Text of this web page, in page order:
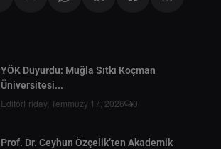
YÖK Duyurdu: Muğla Sıtkı Koçman
Üniversitesi...
EditörFriday, Temmuzy 17, 2026 0
Prof. Dr. Ceyhun Özçelik’ten Akademik